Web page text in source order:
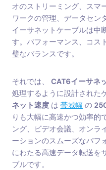
オのストリーミング、スマ
ワークの管理、データセン
イーサネットケーブルは中
す。パフォーマンス、コス
璧なバランスです。
それでは、 CAT6イーサネ
処理するように設計された
ネット速度 は 帯域幅 の
りも大幅に高速かつ効率的
ング、ビデオ会議、オンラ
ーションのスムーズなパフ
にわたる高速データ転送を
ブルです。